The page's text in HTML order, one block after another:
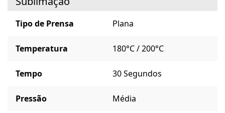
Tipo de Prensa Plana
Temperatura 180°C / 200°C
Tempo 30 Segundos
Pressão Média